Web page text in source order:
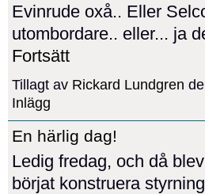
Evinrude oxå.. Eller
utombordare.. eller... ja
Fortsätt
Tillagt av Rickard Lundgren
Inlägg
En härlig dag!
Ledig fredag, och då
börjat konstruera